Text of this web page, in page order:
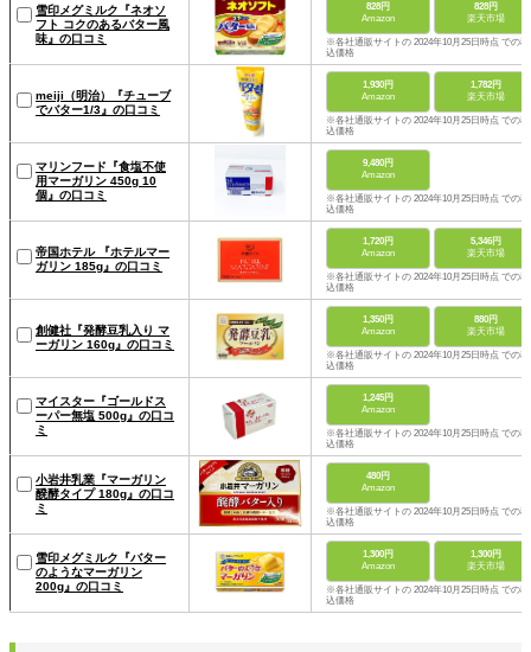
雪印メグミルク『ネオソ
フト コクのあるバター風
味』の口コミ
828円
Amazon
828円
楽天市場
※各社通販サイトの 2024年10月25日時点 での税
込価格
meiji（明治）『チューブ
でバター1/3』の口コミ
1,930円
Amazon
1,782円
楽天市場
※各社通販サイトの 2024年10月25日時点 での税
込価格
マリンフード『食塩不使
用マーガリン 450g 10
個』の口コミ
9,480円
Amazon
※各社通販サイトの 2024年10月25日時点 での税
込価格
帝国ホテル 『ホテルマー
ガリン 185g』の口コミ
1,720円
Amazon
5,346円
楽天市場
※各社通販サイトの 2024年10月25日時点 での税
込価格
創健社『発酵豆乳入り マ
ーガリン 160g』の口コミ
1,350円
Amazon
880円
楽天市場
※各社通販サイトの 2024年10月25日時点 での税
込価格
マイスター『ゴールドス
ーパー無塩 500g』の口コ
ミ
1,245円
Amazon
※各社通販サイトの 2024年10月25日時点 での税
込価格
小岩井乳業『マーガリン
醗酵タイプ 180g』の口コ
ミ
480円
Amazon
※各社通販サイトの 2024年10月25日時点 での税
込価格
雪印メグミルク『バター
のようなマーガリン
200g』の口コミ
1,300円
Amazon
1,300円
楽天市場
※各社通販サイトの 2024年10月25日時点 での税
込価格